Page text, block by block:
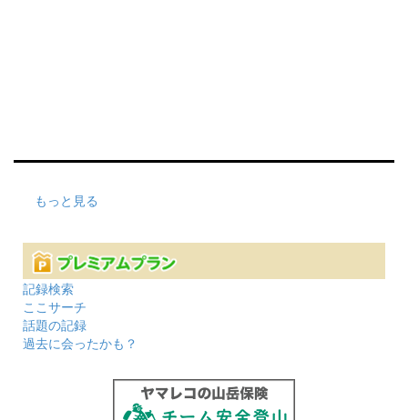
もっと見る
記録検索
ここサーチ
話題の記録
過去に会ったかも？